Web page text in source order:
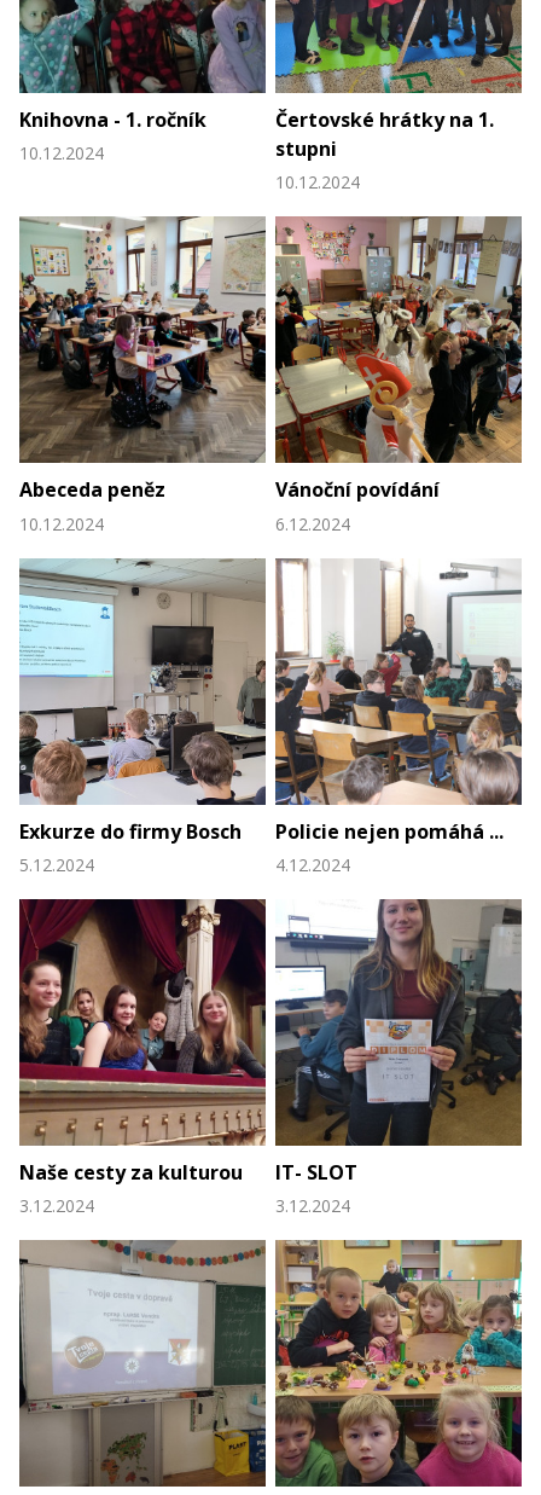
Knihovna - 1. ročník
10.12.2024
Čertovské hrátky na 1.
stupni
10.12.2024
Abeceda peněz
10.12.2024
Vánoční povídání
6.12.2024
Exkurze do firmy Bosch
5.12.2024
Policie nejen pomáhá ...
4.12.2024
Naše cesty za kulturou
3.12.2024
IT- SLOT
3.12.2024